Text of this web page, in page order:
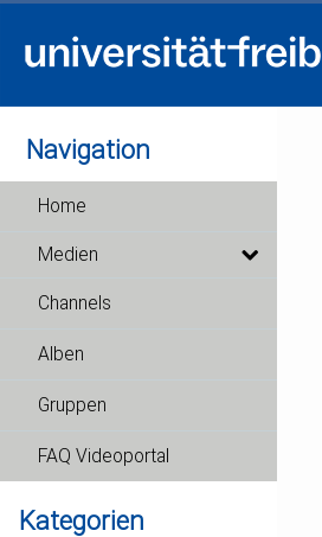
Navigation
Home
Medien
Channels
Alben
Gruppen
FAQ Videoportal
Kategorien